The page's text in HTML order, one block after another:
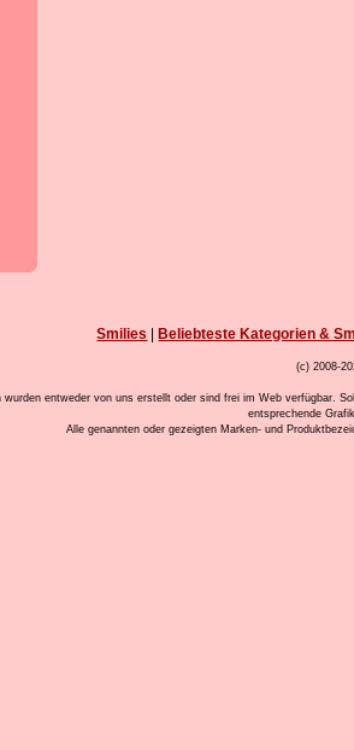
Smilies Beliebteste Kategorien &
(c) 2008-
wurden entweder von uns erstellt oder sind frei im Web verfügbar.
entsprechende
Alle genannten oder gezeigten Marken- und